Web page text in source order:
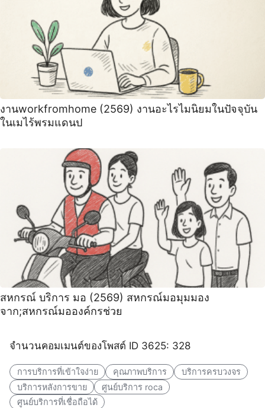
งานworkfromhome (2569) งานอะไรไมนิยมในปัจจุบัน
ในเมไร้พรมแดนป
สหกรณ์ บริการ มอ (2569) สหกรณ์มอมุมมอง
จาก;สหกรณ์มอองค์กรช่วย
จำนวนคอมเมนต์ของโพสต์ ID 3625: 328
การบริการที่เข้าใจง่าย คุณภาพบริการ
บริการครบวงจร
บริการหลังการขาย
ศูนย์บริการ roca
ศูนย์บริการที่เชื่อถือได้